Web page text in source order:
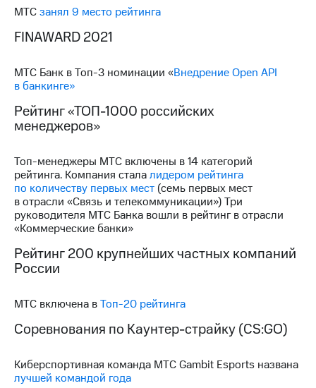
МТСзанял 9 место рейтинга
FINAWARD 2021
МТС Банк в Топ-3 номинации «Внедрение Open API
в банкинге»
Рейтинг «ТОП-1000 российских
менеджеров»
Топ-менеджеры МТС включены в 14 категорий
рейтинга. Компания сталалидером рейтинга
по количеству первых мест (семь первых мест
в отрасли «Связь и телекоммуникации») Три
руководителя МТС Банка вошли в рейтинг в отрасли
«Коммерческие банки»
Рейтинг 200 крупнейших частных компаний
России
МТС включена вТоп-20 рейтинга
Соревнования по Каунтер-страйку (CS:GO)
Киберспортивная команда МТС Gambit Esports названа
лучшей командой года